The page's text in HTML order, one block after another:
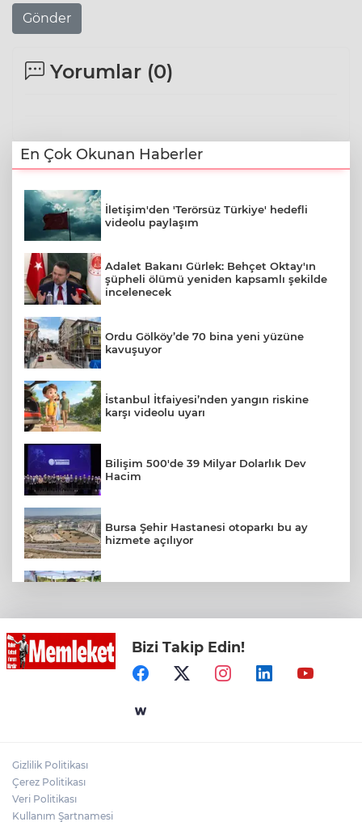
Gönder
Yorumlar (0)
En Çok Okunan Haberler
İletişim'den 'Terörsüz Türkiye' hedefli
videolu paylaşım
Adalet Bakanı Gürlek: Behçet Oktay'ın
şüpheli ölümü yeniden kapsamlı şekilde
incelenecek
Ordu Gölköy’de 70 bina yeni yüzüne
kavuşuyor
İstanbul İtfaiyesi’nden yangın riskine
karşı videolu uyarı
Bilişim 500'de 39 Milyar Dolarlık Dev
Hacim
Bursa Şehir Hastanesi otoparkı bu ay
hizmete açılıyor
Sultanköy’ün gururu Ali Karakaş
Tuğgeneral oldu
Forbes Türkiye 30 Altı 30 Başvuruları İçin
Bizi Takip Edin!
Gizlilik Politikası
Çerez Politikası
Veri Politikası
Kullanım Şartnamesi